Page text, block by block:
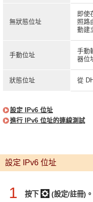
無狀態位址
即使
照路
動建
手動位址
手動
器位
狀態位址 從
設定 IPv6 位址
進行 IPv6 位址的連線測試
設定 IPv6 位址
1 按下 (設定/註冊)。